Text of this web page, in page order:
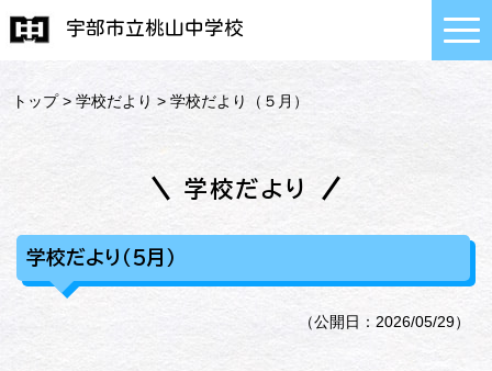
宇部市立桃山中学校
トップ>学校だより > 学校だより（５月）
学校だより
学校だより（５月）
（公開日：2026/05/29）